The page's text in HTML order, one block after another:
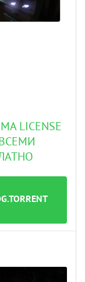
LICENSE
ВСЕМИ